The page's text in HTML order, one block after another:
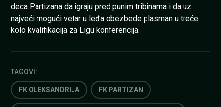
deca Partizana da igraju pred punim tribinama i da uz
najveći mogući vetar u leđa obezbede plasman u treće
kolo kvalifikacija za Ligu konferencija.
TAGOVI:
FK OLEKSANDRIJA FK PARTIZAN